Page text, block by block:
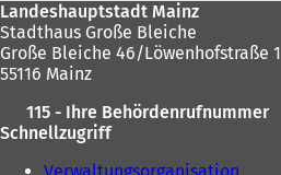
n
e
m
u
Landeshauptstadt Mainz
Stadthaus Große Bleiche
Große Bleiche 46/Löwenhofstraße 1
55116 Mainz
115 - Ihre Behördenrufnummer
Schnellzugriff